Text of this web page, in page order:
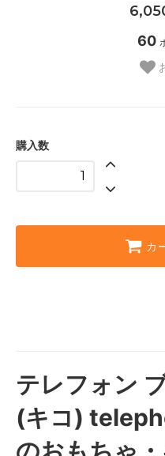
60
購入数
カ
テレフォン
(キコ)
のおもちゃ